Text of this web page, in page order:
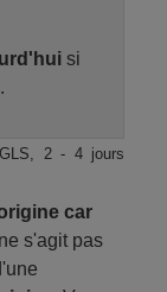
si
2 - 4 jours
car
s'agit pas